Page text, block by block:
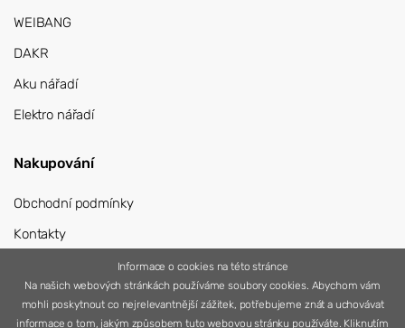
WEIBANG
DAKR
Aku nářadí
Elektro nářadí
Nakupování
Obchodní podmínky
Kontakty
Informace o cookies na této stránce
Na našich webových stránkách používáme soubory cookies. Abychom vám
mohli poskytnout co nejrelevantnější zážitek, potřebujeme znát a uchovávat
informace o tom, jakým způsobem tuto webovou stránku používáte. Kliknutím